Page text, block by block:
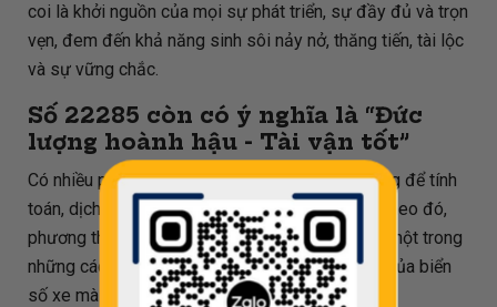
coi là khởi nguồn của mọi sự phát triển, sự đầy đủ và trọn
vẹn, đem đến khả năng sinh sôi nảy nở, thăng tiến, tài lộc
và sự vững chắc.
Số 22285 còn có ý nghĩa là “Đức
lượng hoành hậu - Tài vận tốt”
Có nhiều phương pháp đã và đang được áp dụng để tính
toán, dịch ý nghĩa biển số xe theo phong thủy. Theo đó,
phương thức dịch dựa trên phép chia cho 80 là một trong
những cách phổ biến để xác định được ý nghĩa của biển
số xe mà mình đang sở hữu.